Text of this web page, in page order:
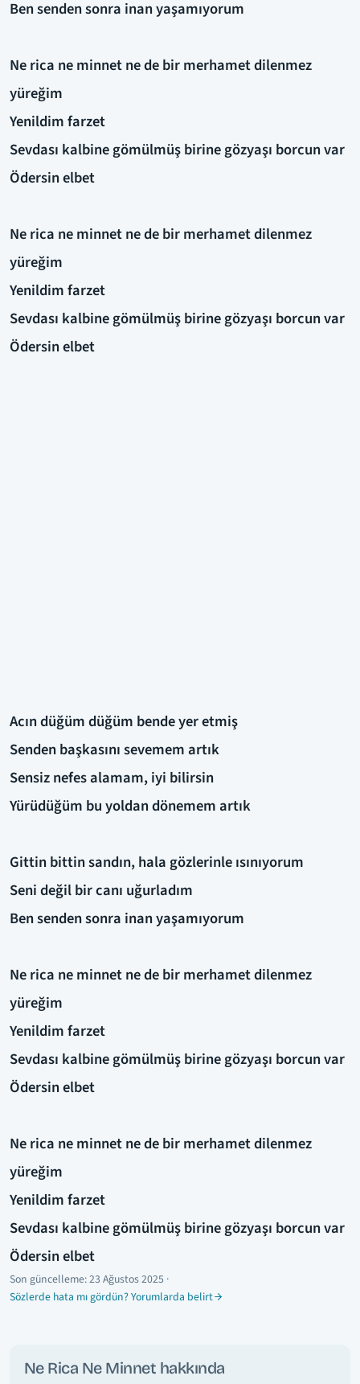
Ben senden sonra inan yaşamıyorum
Ne rica ne minnet ne de bir merhamet dilenmez
yüreğim
Yenildim farzet
Sevdası kalbine gömülmüş birine gözyaşı borcun var
Ödersin elbet
Ne rica ne minnet ne de bir merhamet dilenmez
yüreğim
Yenildim farzet
Sevdası kalbine gömülmüş birine gözyaşı borcun var
Ödersin elbet
Acın düğüm düğüm bende yer etmiş
Senden başkasını sevemem artık
Sensiz nefes alamam, iyi bilirsin
Yürüdüğüm bu yoldan dönemem artık
Gittin bittin sandın, hala gözlerinle ısınıyorum
Seni değil bir canı uğurladım
Ben senden sonra inan yaşamıyorum
Ne rica ne minnet ne de bir merhamet dilenmez
yüreğim
Yenildim farzet
Sevdası kalbine gömülmüş birine gözyaşı borcun var
Ödersin elbet
Ne rica ne minnet ne de bir merhamet dilenmez
yüreğim
Yenildim farzet
Sevdası kalbine gömülmüş birine gözyaşı borcun var
Ödersin elbet
Son güncelleme:23 Ağustos 2025 ·
Sözlerde hata mı gördün? Yorumlarda belirt
Ne Rica Ne Minnet hakkında